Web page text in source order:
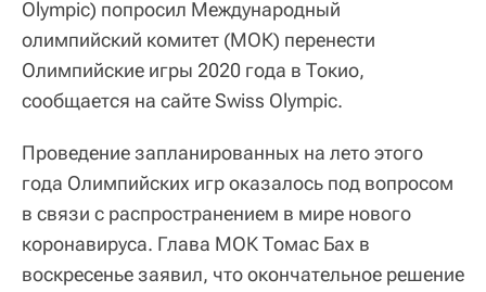
Olympic) попросил Международный
олимпийский комитет (МОК) перенести
Олимпийские игры 2020 года в Токио,
сообщается на сайте Swiss Olympic.
Проведение запланированных на лето этого
года Олимпийских игр оказалось под вопросом
в связи с распространением в мире нового
коронавируса. Глава МОК Томас Бах в
воскресенье заявил, что окончательное решение